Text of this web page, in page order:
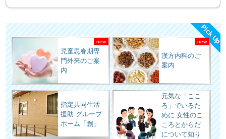
Pick Up
児童思春期専
門外来のご案
内
漢方内科のご
案内
指定共同生活
援助 グループ
ホーム「創」
元気な「ここ
ろ」でいるた
めに 女性のこ
ころとからだ
について知り